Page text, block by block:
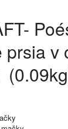
prsia v